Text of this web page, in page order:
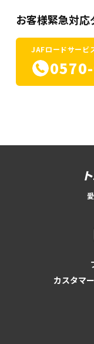
お客様緊急対応
JAFロードサービ
カスタマ